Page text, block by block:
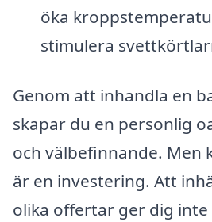
öka
stimulera
Genom att inhandla en
skapar du en personlig
och välbefinnande. Men
är en investering. Att
olika offertar ger dig